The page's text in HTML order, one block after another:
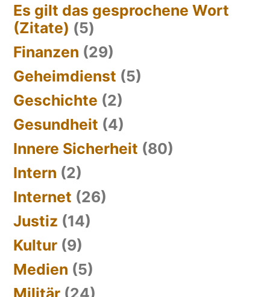
Es gilt das gesprochene Wort
(Zitate) (5)
Finanzen (29)
Geheimdienst (5)
Geschichte (2)
Gesundheit (4)
Innere Sicherheit (80)
Intern (2)
Internet (26)
Justiz (14)
Kultur (9)
Medien (5)
Militär (24)